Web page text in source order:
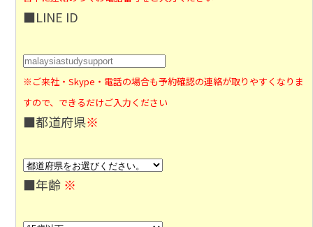
■LINE ID
※ご来社・Skype・電話の場合も予約確認の連絡が取りやすくなりま
すので、できるだけご入力ください
■都道府県※
■年齢 ※